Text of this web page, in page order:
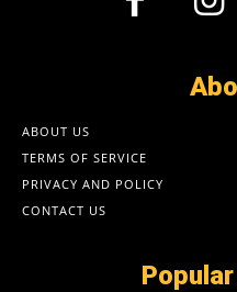
ABOUT US
TERMS OF SERVICE
PRIVACY AND POLICY
CONTACT US